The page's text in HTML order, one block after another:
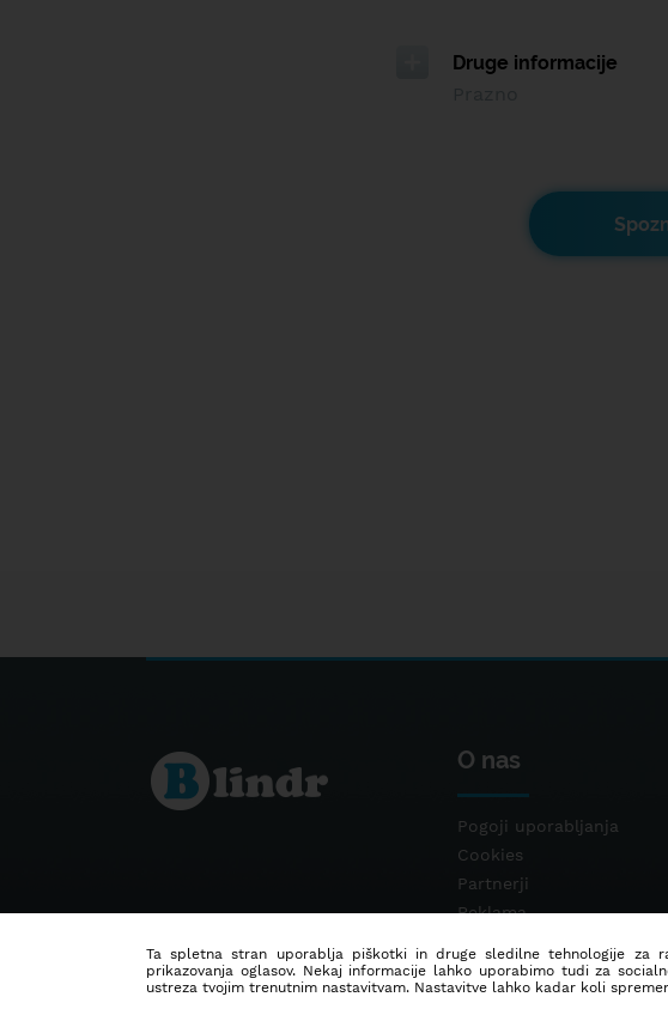
Druge informacije
O nas
Pogoji uporabljanja
Cookies
Partnerji
Reklama
Ta spletna stran uporablja piškotki in druge sledilne tehnologije za
prikazovanja oglasov. Nekaj informacije lahko uporabimo tudi za
ustreza tvojim trenutnim nastavitvam. Nastavitve lahko kadar koli